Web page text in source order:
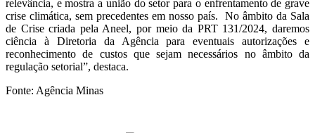
relevância, e mostra a união do setor para o enfrentamento de grave
crise climática, sem precedentes em nosso país. No âmbito da Sala
de Crise criada pela Aneel, por meio da PRT 131/2024, daremos
ciência à Diretoria da Agência para eventuais autorizações e
reconhecimento de custos que sejam necessários no âmbito da
regulação setorial”, destaca.
Fonte: Agência Minas